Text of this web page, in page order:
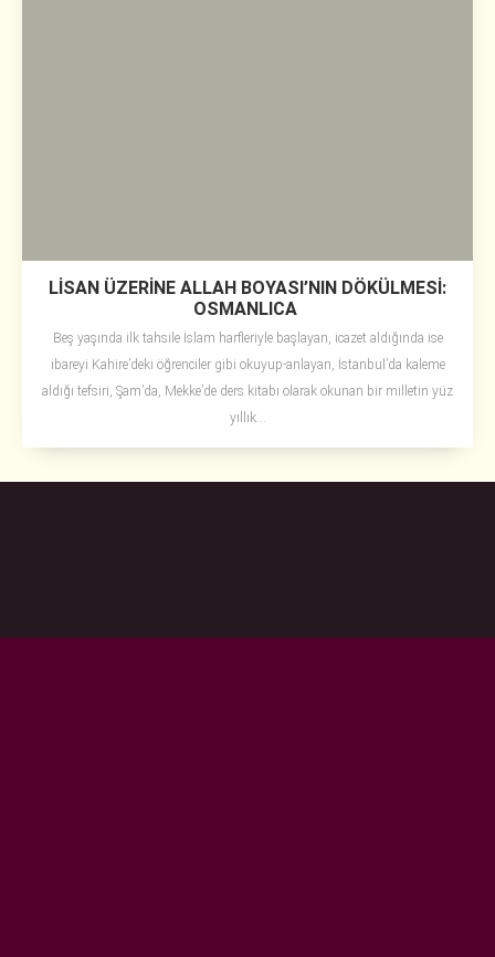
LİSAN ÜZERİNE ALLAH BOYASI’NIN DÖKÜLMESİ:
OSMANLICA
Beş yaşında ilk tahsile İslam harfleriyle başlayan, icazet aldığında ise
ibareyi Kahire’deki öğrenciler gibi okuyup-anlayan, İstanbul’da kaleme
aldığı tefsiri, Şam’da, Mekke’de ders kitabı olarak okunan bir milletin yüz
yıllık...